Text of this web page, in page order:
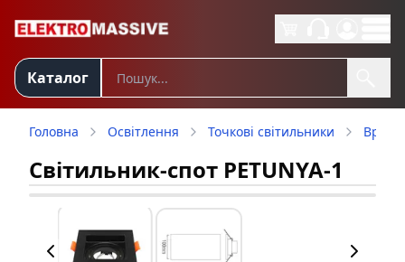
Каталог
Головна Освітлення Точкові світильники
Світильник-спот PETUNYA-1